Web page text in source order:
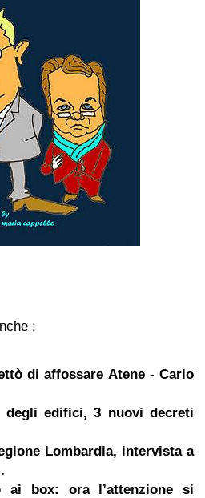
:
di affossare Atene - Carlo
degli edifici, 3 nuovi decreti
Lombardia, intervista a
ai box: ora l’attenzione si